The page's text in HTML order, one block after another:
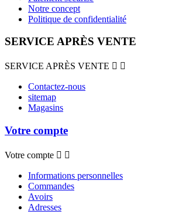
Notre concept
Politique de confidentialité
SERVICE APRÈS VENTE
SERVICE APRÈS VENTE  
Contactez-nous
sitemap
Magasins
Votre compte
Votre compte  
Informations personnelles
Commandes
Avoirs
Adresses